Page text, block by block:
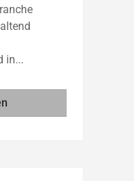
in...